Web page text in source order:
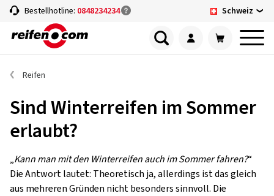
Bestellhotline: 0848234234 Schweiz
Reifen
Sind Winterreifen im Sommer
erlaubt?
„Kann man mit den Winterreifen auch im Sommer fahren?“
Die Antwort lautet: Theoretisch ja, allerdings ist das gleich
aus mehreren Gründen nicht besonders sinnvoll. Die